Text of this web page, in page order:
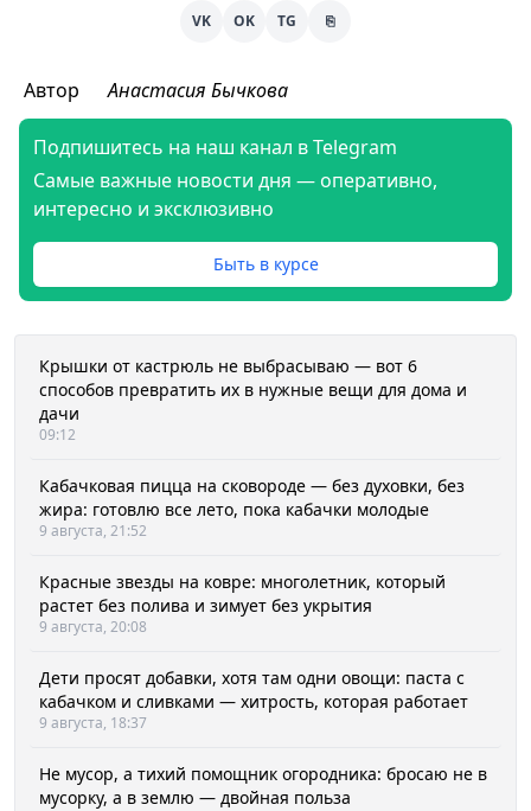
VK OK TG ⎘
Автор Анастасия Бычкова
Подпишитесь на наш канал в Telegram
Самые важные новости дня — оперативно,
интересно и эксклюзивно
Быть в курсе
Крышки от кастрюль не выбрасываю — вот 6
способов превратить их в нужные вещи для дома и
дачи
09:12
Кабачковая пицца на сковороде — без духовки, без
жира: готовлю все лето, пока кабачки молодые
9 августа, 21:52
Красные звезды на ковре: многолетник, который
растет без полива и зимует без укрытия
9 августа, 20:08
Дети просят добавки, хотя там одни овощи: паста с
кабачком и сливками — хитрость, которая работает
9 августа, 18:37
Не мусор, а тихий помощник огородника: бросаю не в
мусорку, а в землю — двойная польза